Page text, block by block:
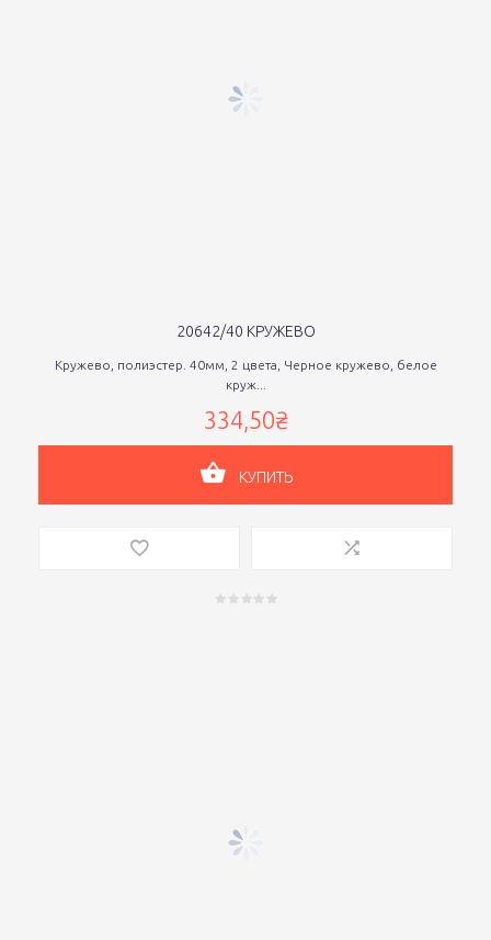
20642/40 КРУЖЕВО
Кружево, полиэстер. 40мм, 2 цвета, Черное кружево, белое
круж...
334,50₴
КУПИТЬ